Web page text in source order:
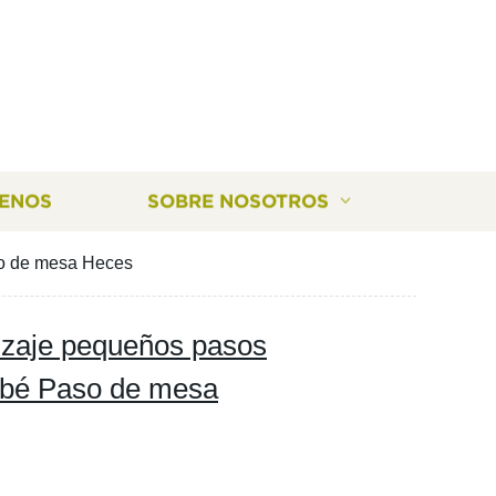
SOBRE NOSOTROS
de mesa Heces
pequeños pasos
Paso de mesa